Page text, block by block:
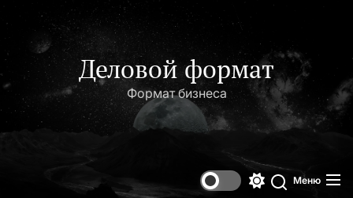
содержимому
Деловой формат
Формат бизнеса
Поиск
Меню